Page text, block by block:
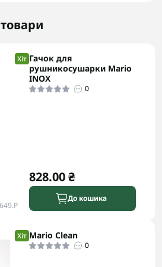
Хіт Гачок для
рушникосушарки Mario
INOX
0
828.00 ₴
До кошика
Хіт Mario Clean
0